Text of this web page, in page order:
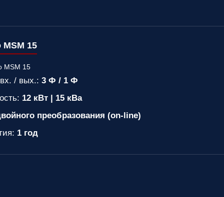
MSM 15
/ вых.: 3 Ф / 1 Ф
12 кВт | 15 кВа
преобразования (on-line)
1 год